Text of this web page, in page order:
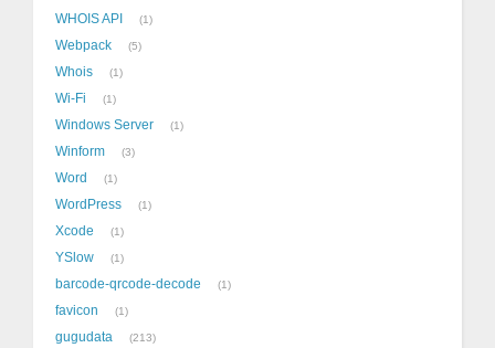
WHOIS API 1
Webpack 5
Whois 1
Wi-Fi 1
Windows Server 1
Winform 3
Word 1
WordPress 1
Xcode 1
YSlow 1
barcode-qrcode-decode 1
favicon 1
gugudata 213